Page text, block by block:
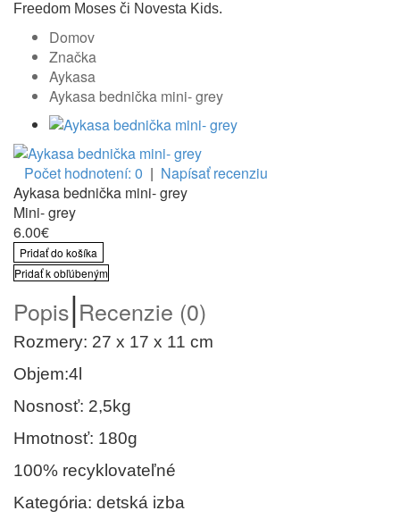
Freedom Moses či Novesta Kids.
Domov
Značka
Aykasa
Aykasa bednička mini- grey
Počet hodnotení: 0 | Napísať recenziu
Aykasa bednička mini- grey
Mini- grey
6.00€
Pridať do košíka
Pridať k obľúbeným
Popis|Recenzie (0)
Rozmery: 27 x 17 x 11 cm
Objem:4l
Nosnosť: 2,5kg
Hmotnosť: 180g
100% recyklovateľné
Kategória: detská izba